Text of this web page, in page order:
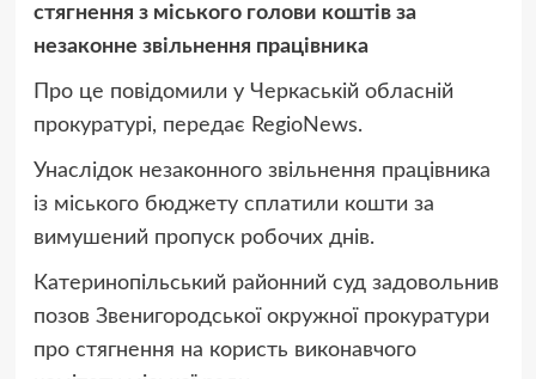
стягнення з міського голови коштів за
незаконне звільнення працівника
Про це повідомили у Черкаській обласній
прокуратурі, передає RegioNews.
Унаслідок незаконного звільнення працівника
із міського бюджету сплатили кошти за
вимушений пропуск робочих днів.
Катеринопільський районний суд задовольнив
позов Звенигородської окружної прокуратури
про стягнення на користь виконавчого